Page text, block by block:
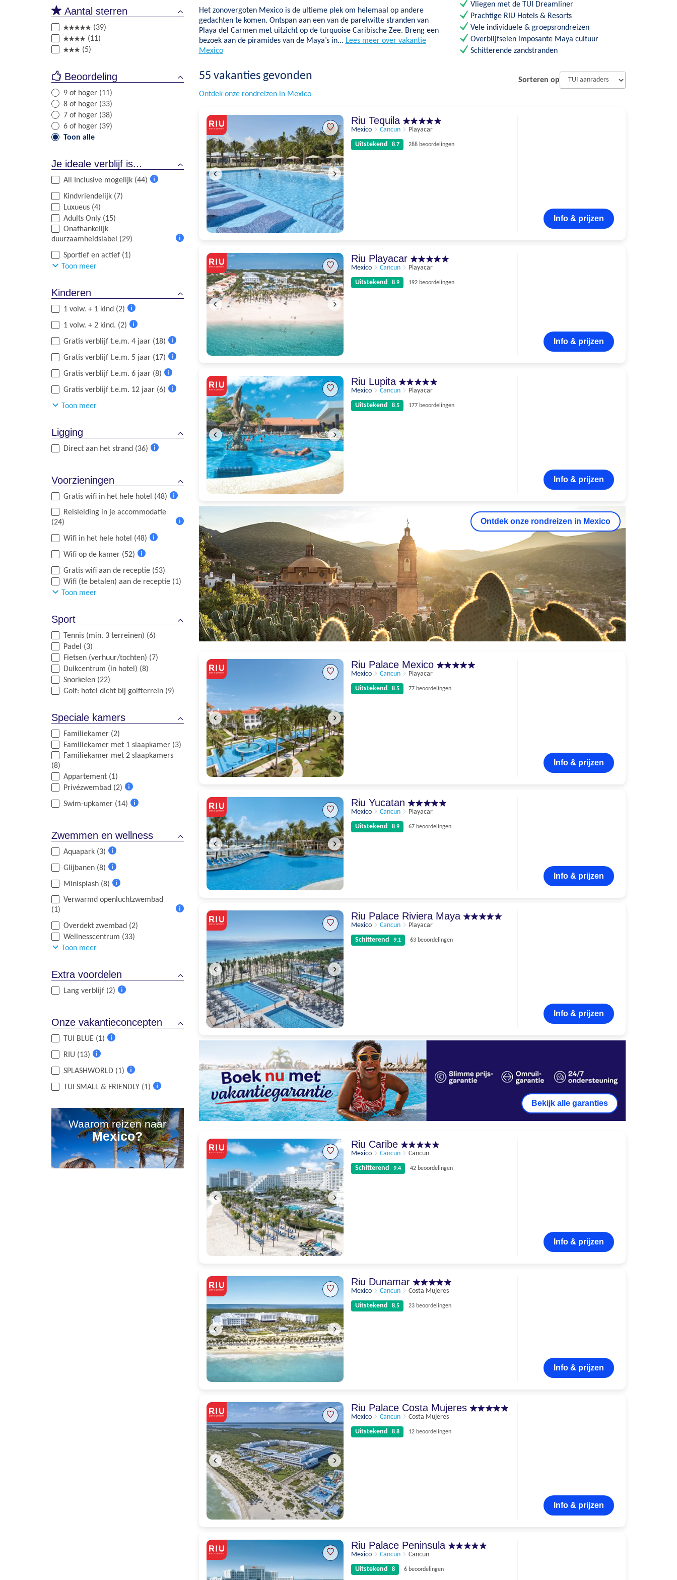
Aantal sterren
(39)
(11)
(5)
Beoordeling
9 of hoger (11)
8 of hoger (33)
7 of hoger (38)
6 of hoger (39)
Toon alle
Je ideale verblijf is...
All Inclusive mogelijk (44)
Kindvriendelijk (7)
Luxueus (4)
Adults Only (15)
Onafhankelijk
duurzaamheidslabel (29)
informatie
Sportief en actief (1)
Toon meer
Kinderen
1 volw. + 1 kind (2)
informatie
1 volw. + 2 kind. (2)
informatie
Gratis verblijf t.e.m. 4 jaar (18)
informatie
Gratis verblijf t.e.m. 5 jaar (17)
informatie
Gratis verblijf t.e.m. 6 jaar (8)
informatie
Gratis verblijf t.e.m. 12 jaar (6)
Toon meer
Ligging
Direct aan het strand (36)
Voorzieningen
Gratis wifi in het hele hotel (48)
informatie
Reisleiding in je accommodatie
(24)
informatie
Wifi in het hele hotel (48)
Wifi op de kamer (52)
informatie
Gratis wifi aan de receptie (53)
Wifi (te betalen) aan de receptie (1)
Toon meer
Sport
Tennis (min. 3 terreinen) (6)
Padel (3)
Fietsen (verhuur/tochten) (7)
Duikcentrum (in hotel) (8)
Snorkelen (22)
Golf: hotel dicht bij golfterrein (9)
Speciale kamers
Familiekamer (2)
Familiekamer met 1 slaapkamer (3)
Familiekamer met 2 slaapkamers
(8)
Appartement (1)
Privézwembad (2)
informatie
Swim-upkamer (14)
Zwemmen en wellness
Aquapark (3)
informatie
Glijbanen (8)
informatie
Minisplash (8)
informatie
Verwarmd openluchtzwembad
(1)
Overdekt zwembad (2)
Wellnesscentrum (33)
Toon meer
Extra voordelen
Lang verblijf (2)
Onze vakantieconcepten
TUI BLUE (1)
RIU (13)
informatie
SPLASHWORLD (1)
informatie
TUI SMALL & FRIENDLY (1)
Waarom reizen naar
Mexico?
Het zonovergoten Mexico is de ultieme plek om helemaal op andere
gedachten te komen. Ontspan aan een van de parelwitte stranden van
Playa del Carmen met uitzicht op de turquoise Caribische Zee. Breng een
bezoek aan de piramides van de Maya’s in... Lees meer over vakantie
Mexico
Vliegen met de TUI Dreamliner
Prachtige RIU Hotels & Resorts
Vele individuele & groepsrondreizen
Overblijfselen imposante Maya cultuur
Schitterende zandstranden
55 vakanties gevonden
Sorteren op
Ontdek onze rondreizen in Mexico
Riu Tequila
Mexico Cancun
Playacar
Uitstekend
8.7 288 beoordelingen
Info & prijzen
192 beoordelingen
Riu Playacar
Mexico Cancun
Playacar
Uitstekend
8.9 192 beoordelingen
Info & prijzen
8.5
Riu Lupita
Mexico Cancun
Playacar
Uitstekend
8.5 177 beoordelingen
Info & prijzen
Ontdek onze rondreizen in Mexico
Riu Palace Mexico
Mexico Cancun
Playacar
Uitstekend
8.5 77 beoordelingen
Info & prijzen
Riu Yucatan
Mexico Cancun
Playacar
Uitstekend
8.9 67 beoordelingen
Info & prijzen
63 beoordelingen
9.1
Riu Palace Riviera Maya
Mexico Cancun
Playacar
Schitterend
9.1 63 beoordelingen
Info & prijzen
Bekijk alle garanties
42 beoordelingen
Riu Caribe
Mexico Cancun
Cancun
Schitterend
9.4 42 beoordelingen
Info & prijzen
Riu Dunamar
Mexico Cancun
Costa Mujeres
Uitstekend
8.5 23 beoordelingen
Info & prijzen
Riu Palace Costa Mujeres
Mexico Cancun
Costa Mujeres
Uitstekend
8.8 12 beoordelingen
Info & prijzen
Riu Palace Peninsula
Mexico Cancun
Cancun
Uitstekend
8 6 beoordelingen